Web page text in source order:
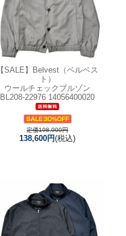
【SALE】
Belvest（ベルベス
ト）
ウールチェックブルゾン
BL208-22976 14056400020
定価198,000円
138,600円(税込)